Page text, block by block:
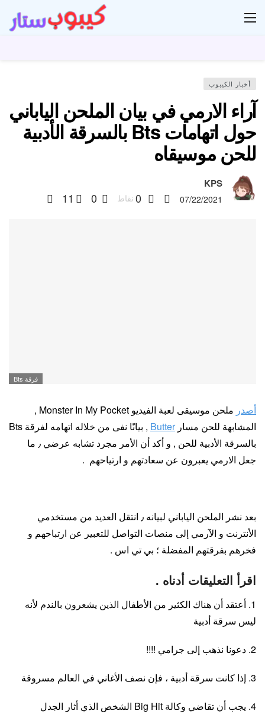
أخبار الكيبوب
آراء الارمي في بيان الملحن الياباني
حول اتهامات Bts بالسرقة الأدبية
للحن موسيقاه
KPS
07/22/2021
0 نقاط 0
11
فرقة Bts
أصدر
ملحن موسيقى لعبة الفيديو Monster In My Pocket ,
المشابهة للحن مسار Butter
, بيانًا نفى من خلاله اتهامه لفرقة Bts
بالسرقة الأدبية للحن , و أكد أن الأمر مجرد تشابه عرضي ٫ ما
جعل الارمي يعبرون عن سعادتهم و ارتياحهم .
بعد نشر الملحن الياباني لبيانه ٫ انتقل العديد من مستخدمي
الأنترنت و الآرمي إلى منصات التواصل للتعبير عن ارتباحهم و
فخرهم بفرقتهم المفضلة ؛ بي تي اس .
اقرأ التعليقات أدناه .
1. أعتقد أن هناك الكثير من الأطفال الذين يشعرون بالندم لأنه
ليس سرقة أدبية
2. دعونا نذهب إلى جرامي !!!!
3. إذا كانت سرقة أدبية ، فإن نصف الأغاني في العالم مسروقة
4. يجب أن تقاضي وكالة Big Hit الشخص الذي أثار الجدل